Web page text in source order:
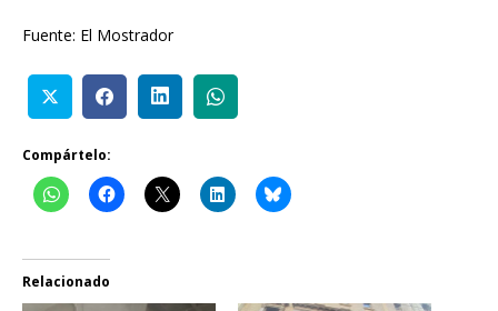
Fuente: El Mostrador
Compártelo:
Relacionado